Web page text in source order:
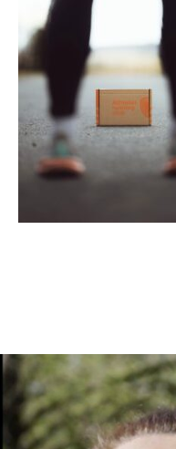
En tant qu'abonné, découvre des conten